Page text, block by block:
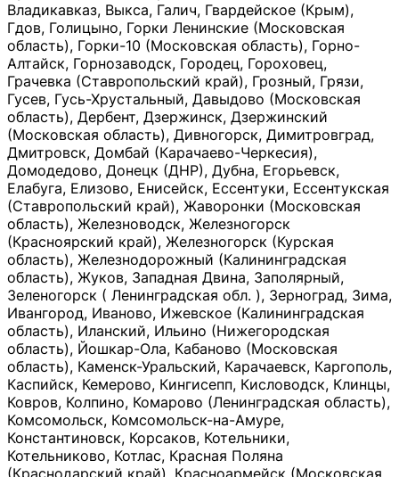
Владикавказ, Выкса, Галич, Гвардейское (Крым),
Гдов, Голицыно, Горки Ленинские (Московская
область), Горки-10 (Московская область), Горно-
Алтайск, Горнозаводск, Городец, Гороховец,
Грачевка (Ставропольский край), Грозный, Грязи,
Гусев, Гусь-Хрустальный, Давыдово (Московская
область), Дербент, Дзержинск, Дзержинский
(Московская область), Дивногорск, Димитровград,
Дмитровск, Домбай (Карачаево-Черкесия),
Домодедово, Донецк (ДНР), Дубна, Егорьевск,
Елабуга, Елизово, Енисейск, Ессентуки, Ессентукская
(Ставропольский край), Жаворонки (Московская
область), Железноводск, Железногорск
(Красноярский край), Железногорск (Курская
область), Железнодорожный (Калининградская
область), Жуков, Западная Двина, Заполярный,
Зеленогорск ( Ленинградская обл. ), Зерноград, Зима,
Ивангород, Иваново, Ижевское (Калининградская
область), Иланский, Ильино (Нижегородская
область), Йошкар-Ола, Кабаново (Московская
область), Каменск-Уральский, Карачаевск, Каргополь,
Каспийск, Кемерово, Кингисепп, Кисловодск, Клинцы,
Ковров, Колпино, Комарово (Ленинградская область),
Комсомольск, Комсомольск-на-Амуре,
Константиновск, Корсаков, Котельники,
Котельниково, Котлас, Красная Поляна
(Краснодарский край), Красноармейск (Московская